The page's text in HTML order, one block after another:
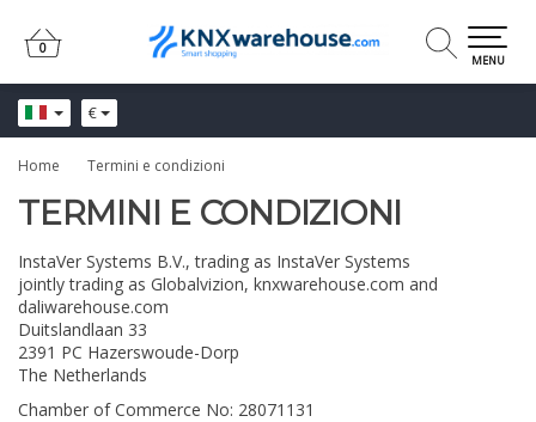
€
0
0
MENU
Home Termini e condizioni
TERMINI E CONDIZIONI
InstaVer Systems B.V., trading as InstaVer Systems
jointly trading as Globalvizion, knxwarehouse.com and
daliwarehouse.com
Duitslandlaan 33
2391 PC Hazerswoude-Dorp
The Netherlands
Chamber of Commerce No: 28071131